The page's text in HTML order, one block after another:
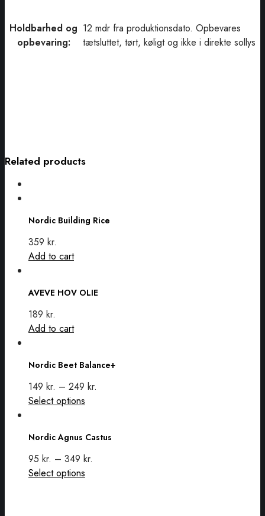
Holdbarhed og
opbevaring:
12 mdr fra produktionsdato. Opbevares
tætsluttet, tørt, køligt og ikke i direkte sollys
Related products
Rice
Nordic Building Rice
359 kr.
Add to cart
OLIE
AVEVE HOV OLIE
189 kr.
Add to cart
Balance+
Nordic Beet Balance+
149 kr. – 249 kr.
Select options
multiple
variants.
Castus
Nordic Agnus Castus
95 kr. – 349 kr.
Select options